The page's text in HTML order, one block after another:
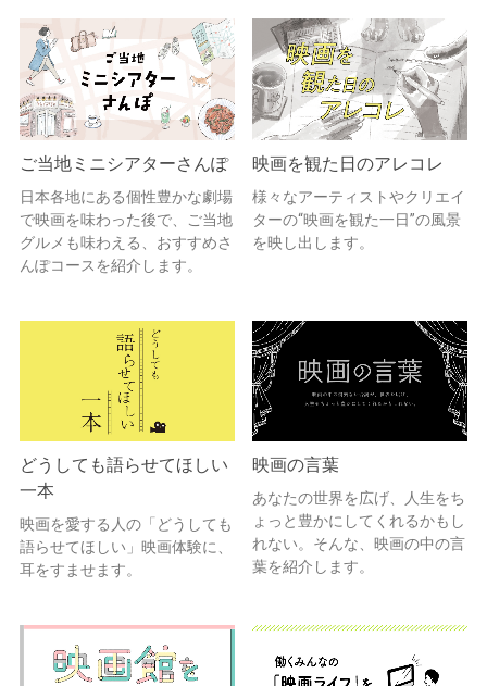
ご当地ミニシアターさんぽ
日本各地にある個性豊かな劇場
で映画を味わった後で、ご当地
グルメも味わえる、おすすめさ
んぽコースを紹介します。
映画を観た日のアレコレ
様々なアーティストやクリエイ
ターの“映画を観た一日”の風景
を映し出します。
どうしても語らせてほしい
一本
映画を愛する人の「どうしても
語らせてほしい」映画体験に、
耳をすませます。
映画の言葉
あなたの世界を広げ、人生をち
ょっと豊かにしてくれるかもし
れない。そんな、映画の中の言
葉を紹介します。